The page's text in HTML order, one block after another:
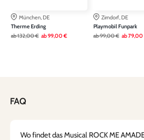
München, DE
Therme Erding
ab132,00 € ab99,00 €
Zirndorf, DE
Playmobil Funpark
ab99,00 € ab79,00
FAQ
Wo findet das Musical ROCK ME